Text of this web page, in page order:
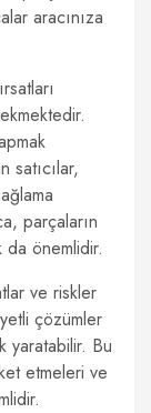
aracınıza
satıcılar,
parçaların
da önemlidir.
ve riskler
çözümler
yaratabilir. Bu
etmeleri ve